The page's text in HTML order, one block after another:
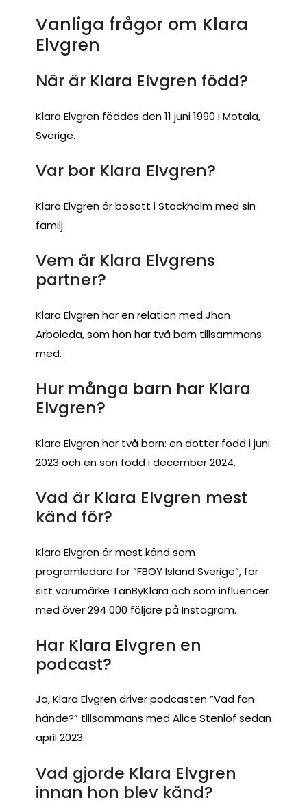
Vanliga frågor om Klara
Elvgren
När är Klara Elvgren född?
Klara Elvgren föddes den 11 juni 1990 i Motala,
Sverige.
Var bor Klara Elvgren?
Klara Elvgren är bosatt i Stockholm med sin
familj.
Vem är Klara Elvgrens
partner?
Klara Elvgren har en relation med Jhon
Arboleda, som hon har två barn tillsammans
med.
Hur många barn har Klara
Elvgren?
Klara Elvgren har två barn: en dotter född i juni
2023 och en son född i december 2024.
Vad är Klara Elvgren mest
känd för?
Klara Elvgren är mest känd som
programledare för ”FBOY Island Sverige”, för
sitt varumärke TanByKlara och som influencer
med över 294 000 följare på Instagram.
Har Klara Elvgren en
podcast?
Ja, Klara Elvgren driver podcasten ”Vad fan
hände?” tillsammans med Alice Stenlöf sedan
april 2023.
Vad gjorde Klara Elvgren
innan hon blev känd?